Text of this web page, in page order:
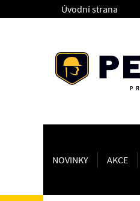
Úvodní strana
NOVINKY AKCE